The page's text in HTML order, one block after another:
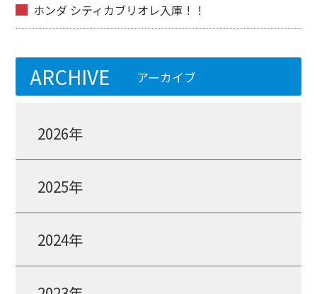
ホンダ シティカブリオレ入庫！！
ARCHIVE アーカイブ
2026年
2025年
2024年